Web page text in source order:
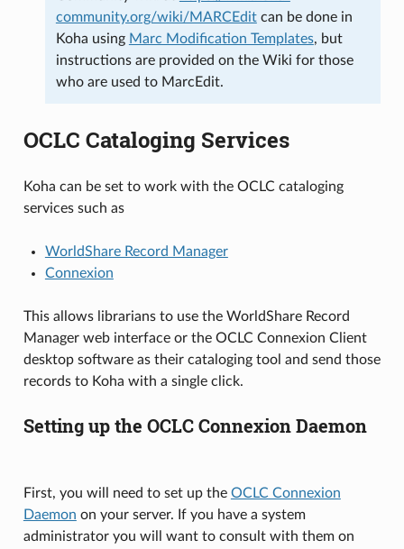
community.org/wiki/MARCEditcan be done in
Koha using Marc Modification Templates, but
instructions are provided on the Wiki for those
who are used to MarcEdit.
OCLC Cataloging Services
Koha can be set to work with the OCLC cataloging
services such as
WorldShare Record Manager
Connexion
This allows librarians to use the WorldShare Record
Manager web interface or the OCLC Connexion Client
desktop software as their cataloging tool and send those
records to Koha with a single click.
Setting up the OCLC Connexion Daemon
First, you will need to set up the OCLC Connexion
Daemon on your server. If you have a system
administrator you will want to consult with them on